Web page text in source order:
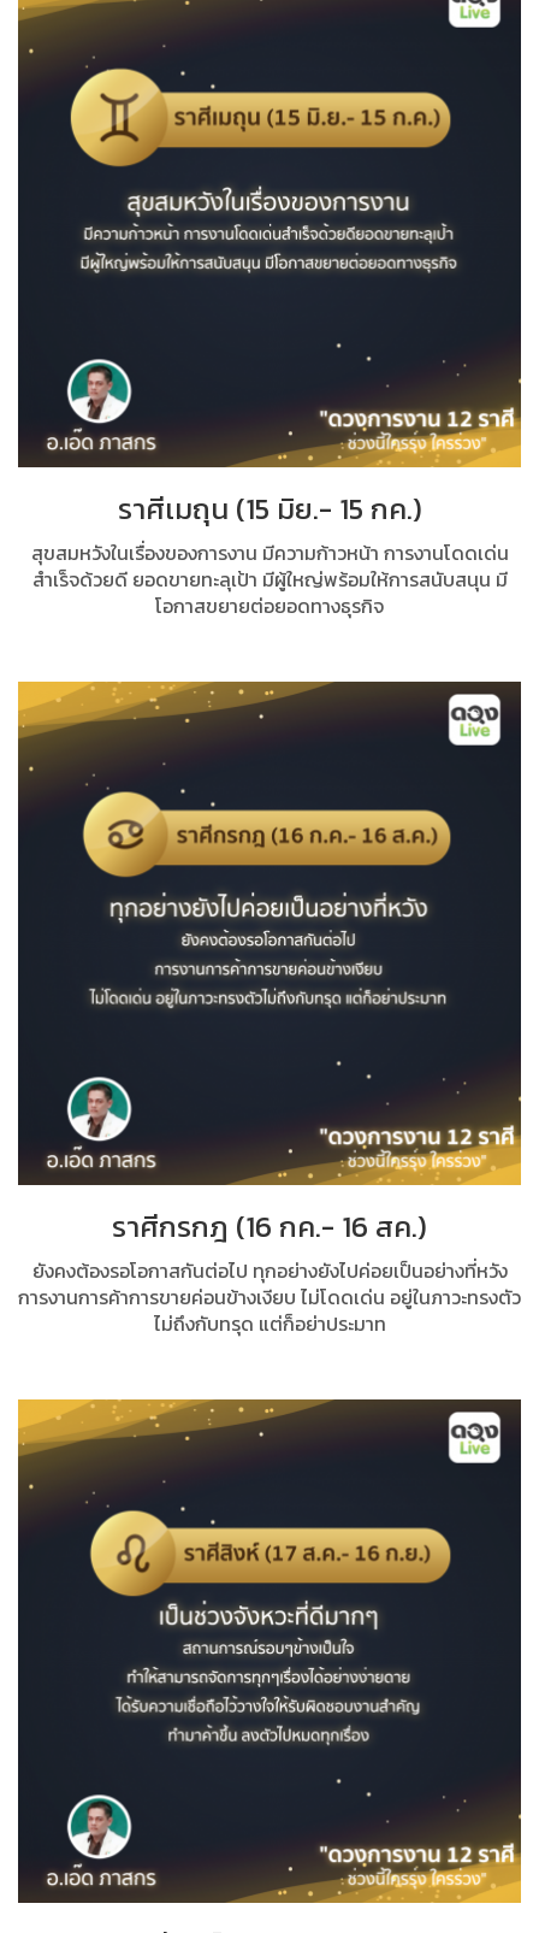
ราศีเมถุน (15 มิย.- 15 กค.)
สุขสมหวังในเรื่องของการงาน มีความก้าวหน้า การงานโดดเด่น
สำเร็จด้วยดี ยอดขายทะลุเป้า มีผู้ใหญ่พร้อมให้การสนับสนุน มี
โอกาสขยายต่อยอดทางธุรกิจ
ราศีกรกฎ (16 กค.- 16 สค.)
ยังคงต้องรอโอกาสกันต่อไป ทุกอย่างยังไปค่อยเป็นอย่างที่หวัง
การงานการค้าการขายค่อนข้างเงียบ ไม่โดดเด่น อยู่ในภาวะทรงตัว
ไม่ถึงกับทรุด แต่ก็อย่าประมาท